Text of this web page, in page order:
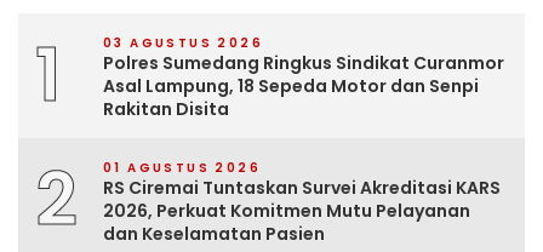
1 03 AGUSTUS 2026
Polres Sumedang Ringkus Sindikat Curanmor
Asal Lampung, 18 Sepeda Motor dan Senpi
Rakitan Disita
2 01 AGUSTUS 2026
RS Ciremai Tuntaskan Survei Akreditasi KARS
2026, Perkuat Komitmen Mutu Pelayanan
dan Keselamatan Pasien